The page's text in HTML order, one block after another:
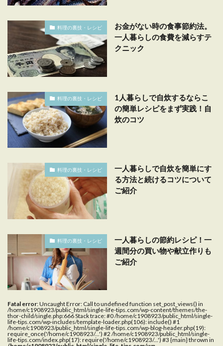
料理の裏技・レシピ
お金がない時の食事節約法。
一人暮らしの食費を減らすテ
クニック
料理の裏技・レシピ
1人暮らしで自炊するならこ
の簡単レシピをまず実践！自
炊のコツ
料理の裏技・レシピ
一人暮らしで自炊を簡単にす
る方法と続けるコツについて
ご紹介
料理の裏技・レシピ
一人暮らしの節約レシピ！一
週間分の買い物や献立作りも
ご紹介
Fatal error: Uncaught Error: Call to undefined function set_post_views() in
/home/c1908923/public_html/single-life-tips.com/wp-content/themes/the-
thor-child/single.php:666 Stack trace: #0 /home/c1908923/public_html/single-
life-tips.com/wp-includes/template-loader.php(106): include() #1
/home/c1908923/public_html/single-life-tips.com/wp-blog-header.php(19):
require_once('/home/c1908923/...') #2 /home/c1908923/public_html/single-
life-tips.com/index.php(17): require('/home/c1908923/...') #3 {main} thrown in